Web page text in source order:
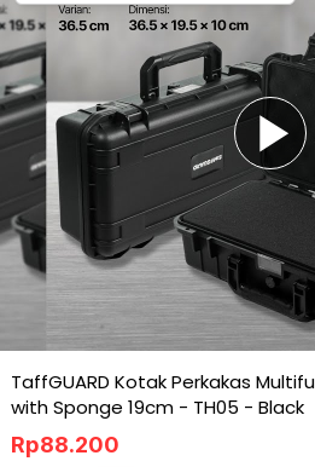
TaffGUARD Kotak Perkakas
with Sponge 19cm - TH05 - Black
Rp88.200